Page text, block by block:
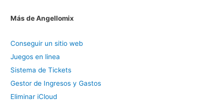
Más de Angellomix
Conseguir un sitio web
Juegos en linea
Sistema de Tickets
Gestor de Ingresos y Gastos
Eliminar iCloud